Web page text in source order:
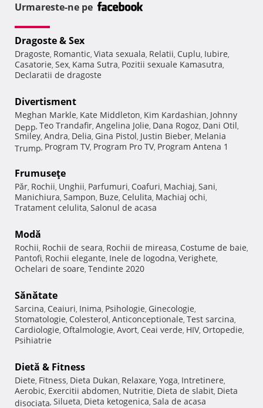
Urmareste-ne pe
Dragoste & Sex
Dragoste, Romantic, Viata sexuala, Relatii, Cuplu, Iubire,
Casatorie, Sex, Kama Sutra, Pozitii sexuale Kamasutra,
Declaratii de dragoste
Divertisment
Meghan Markle, Kate Middleton, Kim Kardashian, Johnny
Depp, Teo Trandafir, Angelina Jolie, Dana Rogoz, Dani Otil,
Smiley, Andra, Delia, Gina Pistol, Justin Bieber, Melania
Trump, Program TV, Program Pro TV, Program Antena 1
Frumuseţe
Păr, Rochii, Unghii, Parfumuri, Coafuri, Machiaj, Sani,
Manichiura, Sampon, Buze, Celulita, Machiaj ochi,
Tratament celulita, Salonul de acasa
Modă
Rochii, Rochii de seara, Rochii de mireasa, Costume de baie,
Pantofi, Rochii elegante, Inele de logodna, Verighete,
Ochelari de soare, Tendinte 2020
Sănătate
Sarcina, Ceaiuri, Inima, Psihologie, Ginecologie,
Stomatologie, Colesterol, Anticonceptionale, Test sarcina,
Cardiologie, Oftalmologie, Avort, Ceai verde, HIV, Ortopedie,
Psihiatrie
Dietă & Fitness
Diete, Fitness, Dieta Dukan, Relaxare, Yoga, Intretinere,
Aerobic, Exercitii abdomen, Nutritie, Dieta de slabit, Dieta
disociata, Silueta, Dieta ketogenica, Sala de acasa